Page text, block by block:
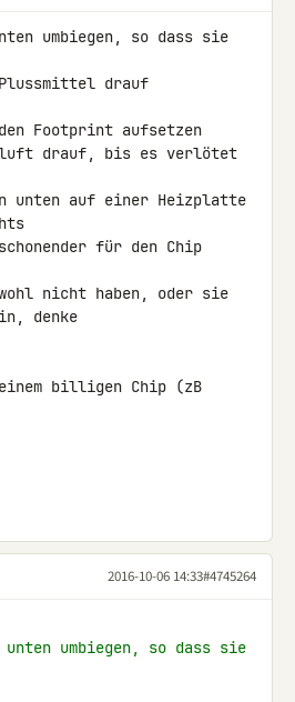
umbiegen, so dass sie
drauf
Footprint aufsetzen
drauf, bis es verlötet
unten auf einer Heizplatte
für den Chip
nicht haben, oder sie
denke
2016-10-06 14:33#4745264
umbiegen, so dass sie